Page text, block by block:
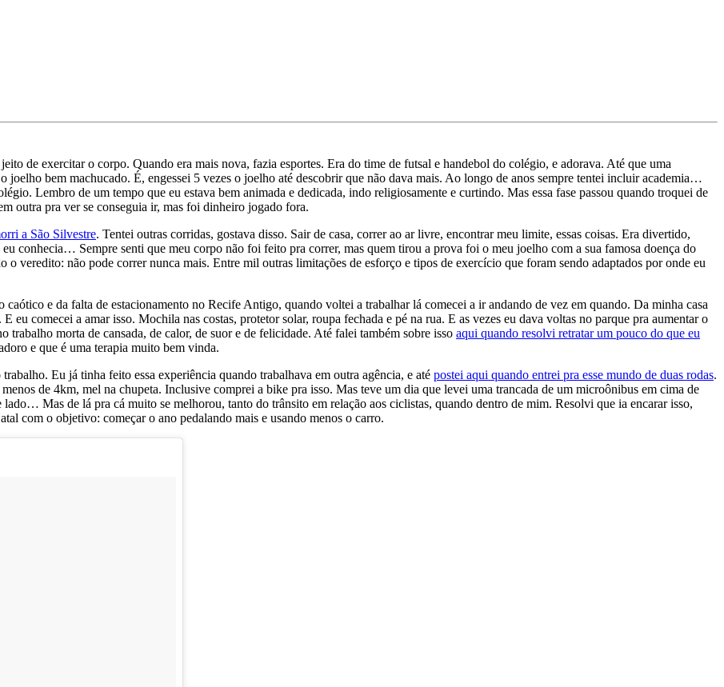
de exercitar o corpo. Quando era mais nova, fazia esportes. Era do time de futsal e handebol do colégio, e adorava. Até que uma
bem machucado. É, engessei 5 vezes o joelho até descobrir que não dava mais. Ao longo de anos sempre tentei incluir academia…
Lembro de um tempo que eu estava bem animada e dedicada, indo religiosamente e curtindo. Mas essa fase passou quando troquei de
outra pra ver se conseguia ir, mas foi dinheiro jogado fora.
a São Silvestre. Tentei outras corridas, gostava disso. Sair de casa, correr ao ar livre, encontrar meu limite, essas coisas. Era divertido,
eu conhecia… Sempre senti que meu corpo não foi feito pra correr, mas quem tirou a prova foi o meu joelho com a sua famosa doença do
veredito: não pode correr nunca mais. Entre mil outras limitações de esforço e tipos de exercício que foram sendo adaptados por onde eu
e da falta de estacionamento no Recife Antigo, quando voltei a trabalhar lá comecei a ir andando de vez em quando. Da minha casa
eu comecei a amar isso. Mochila nas costas, protetor solar, roupa fechada e pé na rua. E as vezes eu dava voltas no parque pra aumentar o
trabalho morta de cansada, de calor, de suor e de felicidade. Até falei também sobre isso aqui quando resolvi retratar um pouco do que eu
e que é uma terapia muito bem vinda.
Eu já tinha feito essa experiência quando trabalhava em outra agência, e até postei aqui quando entrei pra esse mundo de duas rodas.
de 4km, mel na chupeta. Inclusive comprei a bike pra isso. Mas teve um dia que levei uma trancada de um microônibus em cima de
Mas de lá pra cá muito se melhorou, tanto do trânsito em relação aos ciclistas, quando dentro de mim. Resolvi que ia encarar isso,
com o objetivo: começar o ano pedalando mais e usando menos o carro.